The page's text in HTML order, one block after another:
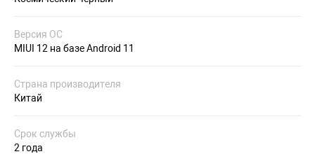
Версия ОС
MIUI 12 на базе Android 11
Страна производителя
Китай
Срок службы
2 года